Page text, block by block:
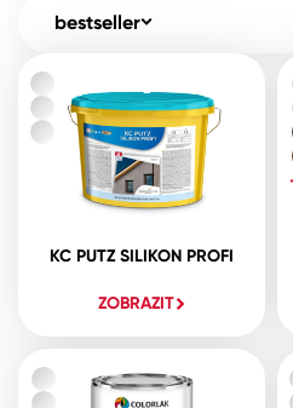
bestseller
KC PUTZ SILIKON PROFI
ZOBRAZIT